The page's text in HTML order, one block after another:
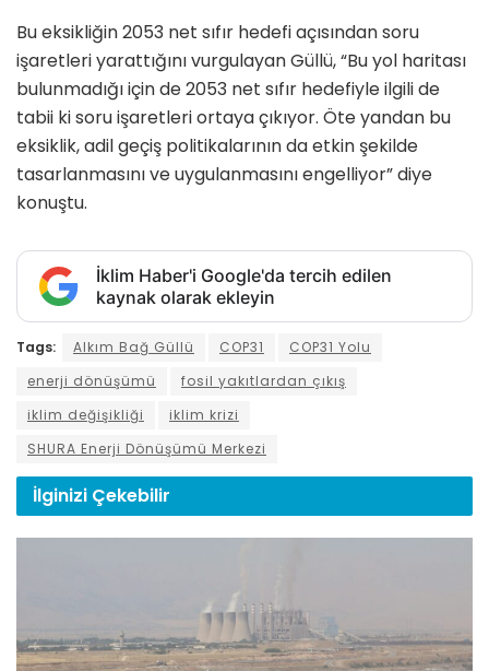
Bu eksikliğin 2053 net sıfır hedefi açısından soru
işaretleri yarattığını vurgulayan Güllü, “Bu yol haritası
bulunmadığı için de 2053 net sıfır hedefiyle ilgili de
tabii ki soru işaretleri ortaya çıkıyor. Öte yandan bu
eksiklik, adil geçiş politikalarının da etkin şekilde
tasarlanmasını ve uygulanmasını engelliyor” diye
konuştu.
İklim Haber'i Google'da tercih edilen
kaynak olarak ekleyin
Tags: Alkım Bağ Güllü COP31
COP31 Yolu
enerji dönüşümü
fosil yakıtlardan çıkış
iklim değişikliği
iklim krizi
SHURA Enerji Dönüşümü Merkezi
İlginizi Çekebilir